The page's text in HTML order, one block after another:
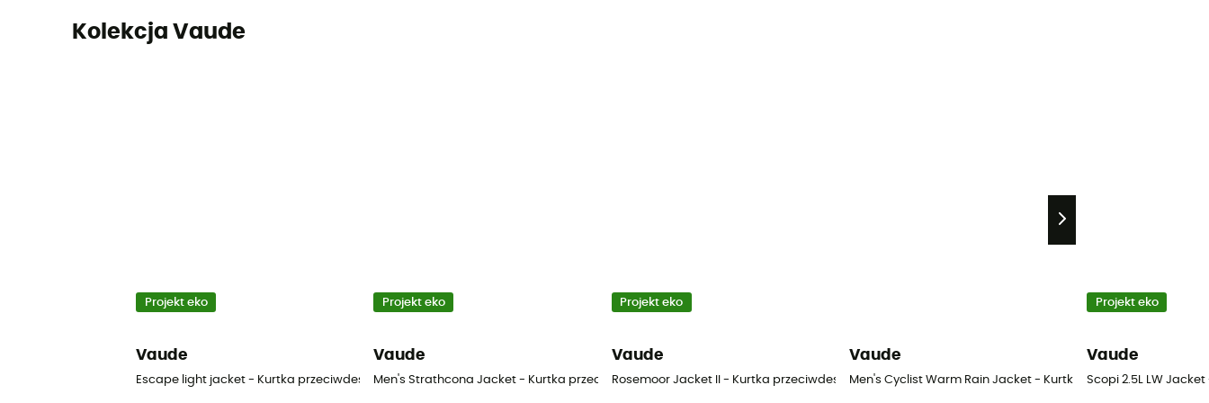
Kolekcja Vaude
Projekt eko
Vaude
Escape light jacket - Kurtka przeciwdeszczowa meska
Projekt eko
Vaude
Men's Strathcona Jacket - Kurtka przeciwdeszczowa meska
Projekt eko
Vaude
Rosemoor Jacket II - Kurtka przeciwdeszczowa meska
Vaude
Men's Cyclist Warm Rain Jacket - Kurtka przeciwdeszczowa
Projekt eko
Vaude
Scopi 2.5L LW